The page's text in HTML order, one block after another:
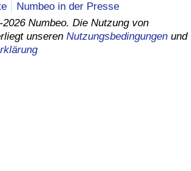
Numbeo in der Presse
Numbeo. Die Nutzung von
unseren Nutzungsbedingungen und
(aktuell)